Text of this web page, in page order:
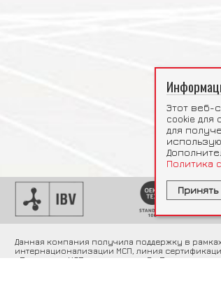
Данная компания получила поддержку в
интернационализации МСП, линия
«Поддержка МСП», инвестиции 5
Этот веб-
cookie
для
Политика
Принять
Google